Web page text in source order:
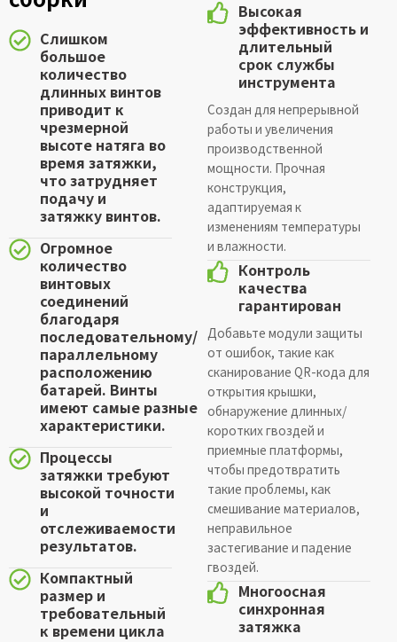
Слишком
большое
количество
длинных винтов
приводит к
чрезмерной
высоте натяга во
время затяжки,
что затрудняет
подачу и
затяжку винтов.
Огромное
количество
винтовых
соединений
благодаря
последовательному/
параллельному
расположению
батарей. Винты
имеют самые разные
характеристики.
Процессы
затяжки требуют
высокой точности
и
отслеживаемости
результатов.
Компактный
размер и
требовательный
к времени цикла
Высокая
эффективность и
длительный
срок службы
инструмента
Создан для непрерывной
работы и увеличения
производственной
мощности. Прочная
конструкция,
адаптируемая к
изменениям температуры
и влажности.
Контроль
качества
гарантирован
Добавьте модули защиты
от ошибок, такие как
сканирование QR-кода для
открытия крышки,
обнаружение длинных/
коротких гвоздей и
приемные платформы,
чтобы предотвратить
такие проблемы, как
смешивание материалов,
неправильное
застегивание и падение
гвоздей.
Многоосная
синхронная
затяжка